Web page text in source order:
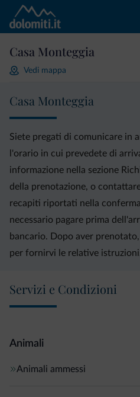
Casa Monteggia
Vedi mappa
Casa Monteggia
Siete pregati di comunicare in
l'orario in cui prevedete di
informazione nella sezione
della prenotazione, o
recapiti riportati nella
necessario pagare prima
bancario. Dopo aver
per fornirvi le relative
Servizi e Condizioni
Animali
Animali ammessi